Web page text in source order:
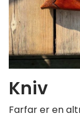
Kniv
Farfar er en